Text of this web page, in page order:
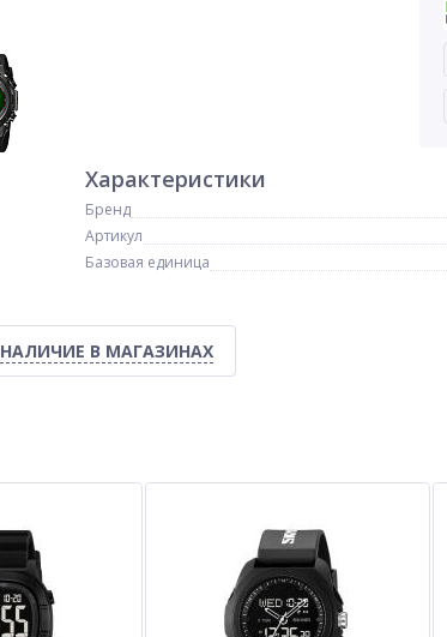
Характеристики
Бренд
Артикул
Базовая единица
НАЛИЧИЕ В МАГАЗИНАХ